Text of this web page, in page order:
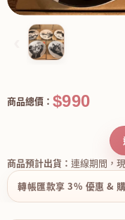
商品總價： $990
商品預計出貨： 連線期間，
轉帳匯款享 3% 優惠 &